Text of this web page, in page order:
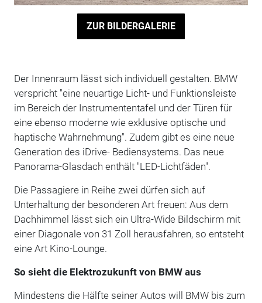
ZUR BILDERGALERIE
Der Innenraum lässt sich individuell gestalten. BMW
verspricht "eine neuartige Licht- und Funktionsleiste
im Bereich der Instrumententafel und der Türen für
eine ebenso moderne wie exklusive optische und
haptische Wahrnehmung". Zudem gibt es eine neue
Generation des iDrive- Bediensystems. Das neue
Panorama-Glasdach enthält "LED-Lichtfäden".
Die Passagiere in Reihe zwei dürfen sich auf
Unterhaltung der besonderen Art freuen: Aus dem
Dachhimmel lässt sich ein Ultra-Wide Bildschirm mit
einer Diagonale von 31 Zoll herausfahren, so entsteht
eine Art Kino-Lounge.
So sieht die Elektrozukunft von BMW aus
Mindestens die Hälfte seiner Autos will BMW bis zum